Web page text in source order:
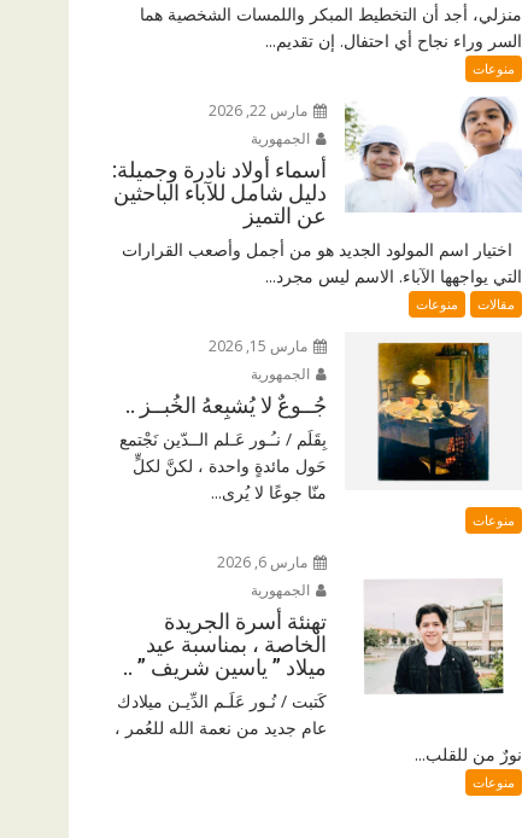
منزلي، أجد أن التخطيط المبكر واللمسات الشخصية هما
السر وراء نجاح أي احتفال. إن تقديم...
منوعات
مارس 22, 2026
الجمهورية
أسماء أولاد نادرة وجميلة:
دليل شامل للآباء الباحثين
عن التميز
اختيار اسم المولود الجديد هو من أجمل وأصعب القرارات
التي يواجهها الآباء. الاسم ليس مجرد...
مقالات منوعات
مارس 15, 2026
الجمهورية
جُــوعٌ لا يُشبِعهُ الخُبــز ..
بِقَلَم / نـُـور عَـلم الــدّين نَجْتمع
حَول مائدةٍ واحدة ، لكنَّ لكلٍّ
منّا جوعًا لا يُرى...
منوعات
مارس 6, 2026
الجمهورية
تهنئة أسرة الجريدة
الخاصة ، بمناسبة عيد
ميلاد ” ياسين شريف ” ..
كَتبت / نُـور عَلَـم الدِّيـن ميلادك
عام جديد من نعمة الله للعُمر ،
نورٌ من للقلب...
منوعات